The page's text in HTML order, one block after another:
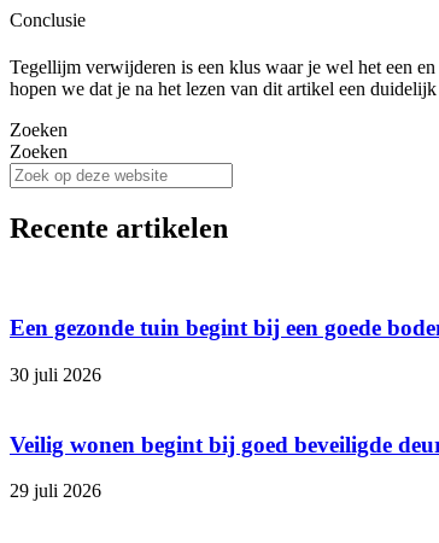
Conclusie
Tegellijm verwijderen is een klus waar je wel het een
hopen we dat je na het lezen van dit artikel een
Zoeken
Zoeken
Recente artikelen
Een gezonde tuin begint bij een goede
30 juli 2026
Veilig wonen begint bij goed beveiligde
29 juli 2026